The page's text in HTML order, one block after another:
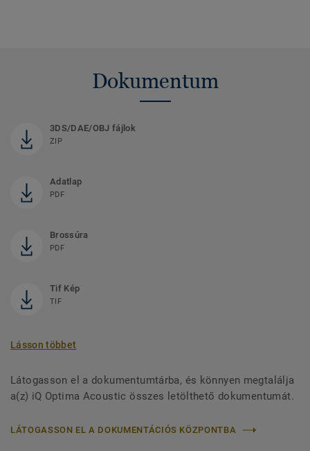
Dokumentum
3DS/DAE/OBJ fájlok
ZIP
Adatlap
PDF
Brossúra
PDF
Tif Kép
TIF
Lásson többet
Látogasson el a dokumentumtárba, és könnyen megtalálja
a(z) iQ Optima Acoustic összes letölthető dokumentumát.
LÁTOGASSON EL A DOKUMENTÁCIÓS KÖZPONTBA